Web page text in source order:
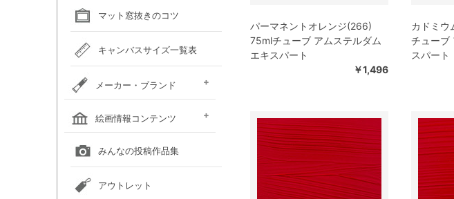
マット窓抜きのコツ
キャンバスサイズ一覧表
メーカー・ブランド
ホルベイン
クサカベ
レンブラント
ヴァンゴッホ
アムステルダム
リキテックス
ウィンザー＆ニュートン
ダーウェント
ターナー色彩
ファーバーカステル
吉祥
ナカガワ胡粉絵具
マルマン
瀬尾製額所
名村大成堂
マルオカ
すべてのメーカー・ブランド
絵画情報コンテンツ
全国の絵画教室一覧
全国の美術館一覧
全国の画廊一覧
みんなの投稿作品集
アウトレット
パーマネントオレンジ(266)
75mlチューブ アムステルダム
エキスパート
￥1,496
カドミウ
チューブ
スパート